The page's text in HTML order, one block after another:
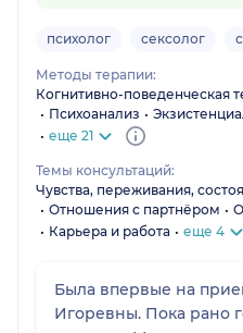
психолог сексолог
Методы терапии:
Когнитивно-поведенческая
Психоанализ
еще 21
Темы консультаций:
Чувства, переживания,
Отношения с партнёром
Карьера и работа
еще 4
Была впервые на
Игоревны. Пока рано